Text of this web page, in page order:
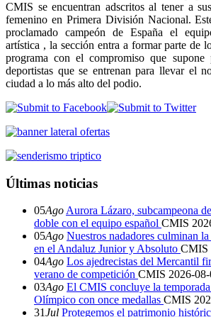
CMIS se encuentran adscritos al tener a
femenino en Primera División Nacional.
proclamado campeón de España el
artística , la sección entra a formar parte de
programa con el compromiso que supone
deportistas que se entrenan para llevar el
ciudad a lo más alto del podio.
Últimas noticias
05Ago Aurora Lázaro, subcampeona
doble con el equipo español CMIS
05Ago Nuestros nadadores culminan
en el Andaluz Junior y Absoluto CMIS
04Ago Los ajedrecistas del Mercantil
verano de competición CMIS 2026-
03Ago El CMIS concluye la
Olímpico con once medallas CMIS
31Jul Protegemos el patrimonio